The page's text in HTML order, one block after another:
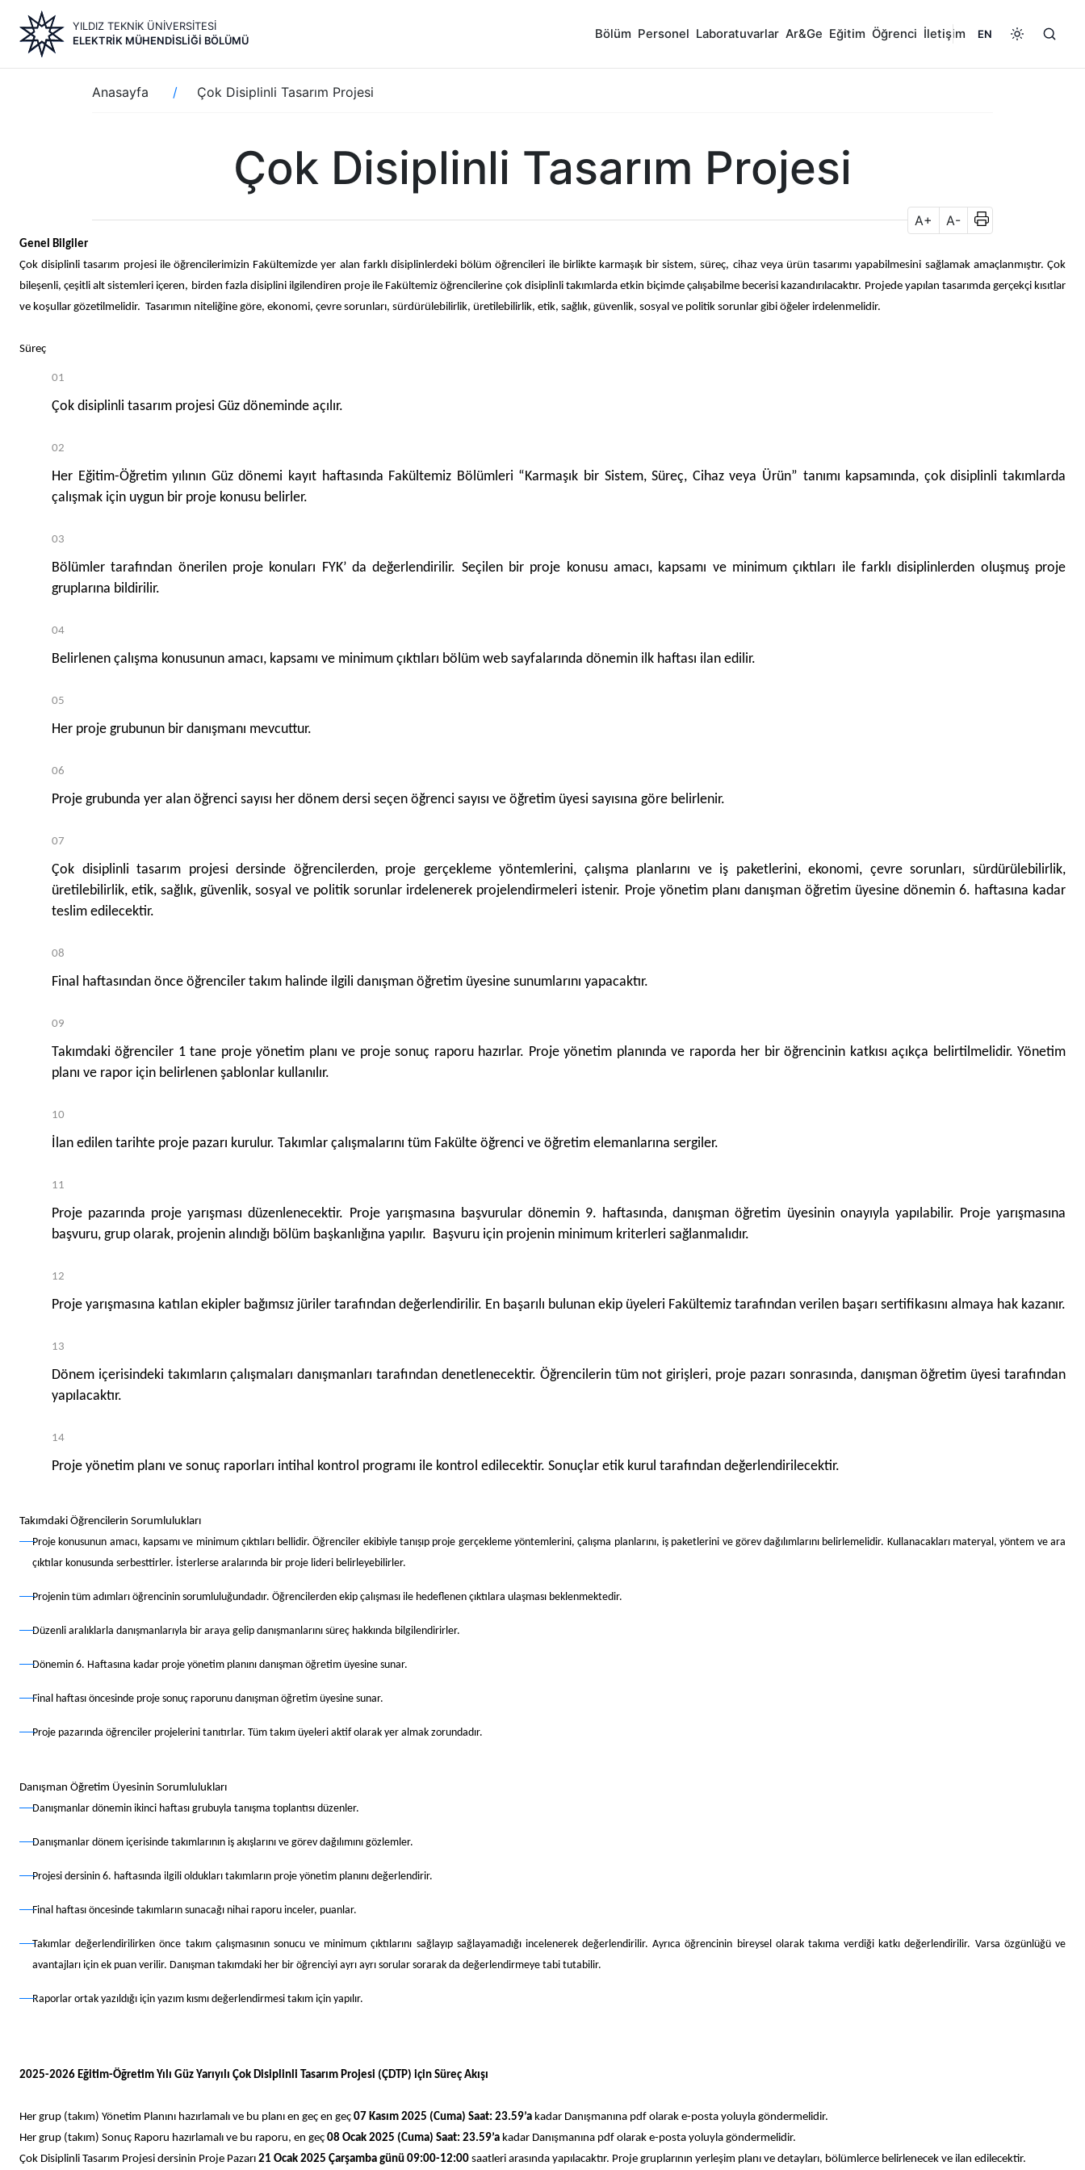
içeriğe
YILDIZ TEKNİK ÜNİVERSİTESİ
ELEKTRIK MÜHENDISLIĞI BÖLÜMÜ
Bölüm Personel Laboratuvarlar Ar&Ge Eğitim Öğrenci İletişim EN
Sayfa
yolu
Anasayfa Çok Disiplinli Tasarım Projesi
Çok Disiplinli Tasarım Projesi
A+ A-
Genel Bilgiler
Çok disiplinli tasarım projesi ile öğrencilerimizin Fakültemizde yer alan farklı disiplinlerdeki bölüm öğrencileri ile birlikte karmaşık bir sistem, süreç, cihaz veya ürün tasarımı yapabilmesini sağlamak amaçlanmıştır. Çok
bileşenli, çeşitli alt sistemleri içeren, birden fazla disiplini ilgilendiren proje ile Fakültemiz öğrencilerine çok disiplinli takımlarda etkin biçimde çalışabilme becerisi kazandırılacaktır. Projede yapılan tasarımda gerçekçi kısıtlar
ve koşullar gözetilmelidir. Tasarımın niteliğine göre, ekonomi, çevre sorunları, sürdürülebilirlik, üretilebilirlik, etik, sağlık, güvenlik, sosyal ve politik sorunlar gibi öğeler irdelenmelidir.
Süreç
Çok disiplinli tasarım projesi Güz döneminde açılır.
Her Eğitim-Öğretim yılının Güz dönemi kayıt haftasında Fakültemiz Bölümleri “Karmaşık bir Sistem, Süreç, Cihaz veya Ürün” tanımı kapsamında, çok disiplinli takımlarda
çalışmak için uygun bir proje konusu belirler.
Bölümler tarafından önerilen proje konuları FYK’ da değerlendirilir. Seçilen bir proje konusu amacı, kapsamı ve minimum çıktıları ile farklı disiplinlerden oluşmuş proje
gruplarına bildirilir.
Belirlenen çalışma konusunun amacı, kapsamı ve minimum çıktıları bölüm web sayfalarında dönemin ilk haftası ilan edilir.
Her proje grubunun bir danışmanı mevcuttur.
Proje grubunda yer alan öğrenci sayısı her dönem dersi seçen öğrenci sayısı ve öğretim üyesi sayısına göre belirlenir.
Çok disiplinli tasarım projesi dersinde öğrencilerden, proje gerçekleme yöntemlerini, çalışma planlarını ve iş paketlerini, ekonomi, çevre sorunları, sürdürülebilirlik,
üretilebilirlik, etik, sağlık, güvenlik, sosyal ve politik sorunlar irdelenerek projelendirmeleri istenir. Proje yönetim planı danışman öğretim üyesine dönemin 6. haftasına kadar
teslim edilecektir.
Final haftasından önce öğrenciler takım halinde ilgili danışman öğretim üyesine sunumlarını yapacaktır.
Takımdaki öğrenciler 1 tane proje yönetim planı ve proje sonuç raporu hazırlar. Proje yönetim planında ve raporda her bir öğrencinin katkısı açıkça belirtilmelidir. Yönetim
planı ve rapor için belirlenen şablonlar kullanılır.
İlan edilen tarihte proje pazarı kurulur. Takımlar çalışmalarını tüm Fakülte öğrenci ve öğretim elemanlarına sergiler.
Proje pazarında proje yarışması düzenlenecektir. Proje yarışmasına başvurular dönemin 9. haftasında, danışman öğretim üyesinin onayıyla yapılabilir. Proje yarışmasına
başvuru, grup olarak, projenin alındığı bölüm başkanlığına yapılır. Başvuru için projenin minimum kriterleri sağlanmalıdır.
Proje yarışmasına katılan ekipler bağımsız jüriler tarafından değerlendirilir. En başarılı bulunan ekip üyeleri Fakültemiz tarafından verilen başarı sertifikasını almaya hak kazanır.
Dönem içerisindeki takımların çalışmaları danışmanları tarafından denetlenecektir. Öğrencilerin tüm not girişleri, proje pazarı sonrasında, danışman öğretim üyesi tarafından
yapılacaktır.
Proje yönetim planı ve sonuç raporları intihal kontrol programı ile kontrol edilecektir. Sonuçlar etik kurul tarafından değerlendirilecektir.
Takımdaki Öğrencilerin Sorumlulukları
Proje konusunun amacı, kapsamı ve minimum çıktıları bellidir. Öğrenciler ekibiyle tanışıp proje gerçekleme yöntemlerini, çalışma planlarını, iş paketlerini ve görev dağılımlarını belirlemelidir. Kullanacakları materyal, yöntem ve ara
çıktılar konusunda serbesttirler. İsterlerse aralarında bir proje lideri belirleyebilirler.
Projenin tüm adımları öğrencinin sorumluluğundadır. Öğrencilerden ekip çalışması ile hedeflenen çıktılara ulaşması beklenmektedir.
Düzenli aralıklarla danışmanlarıyla bir araya gelip danışmanlarını süreç hakkında bilgilendirirler.
Dönemin 6. Haftasına kadar proje yönetim planını danışman öğretim üyesine sunar.
Final haftası öncesinde proje sonuç raporunu danışman öğretim üyesine sunar.
Proje pazarında öğrenciler projelerini tanıtırlar. Tüm takım üyeleri aktif olarak yer almak zorundadır.
Danışman Öğretim Üyesinin Sorumlulukları
Danışmanlar dönemin ikinci haftası grubuyla tanışma toplantısı düzenler.
Danışmanlar dönem içerisinde takımlarının iş akışlarını ve görev dağılımını gözlemler.
Projesi dersinin 6. haftasında ilgili oldukları takımların proje yönetim planını değerlendirir.
Final haftası öncesinde takımların sunacağı nihai raporu inceler, puanlar.
Takımlar değerlendirilirken önce takım çalışmasının sonucu ve minimum çıktılarını sağlayıp sağlayamadığı incelenerek değerlendirilir. Ayrıca öğrencinin bireysel olarak takıma verdiği katkı değerlendirilir. Varsa özgünlüğü ve
avantajları için ek puan verilir. Danışman takımdaki her bir öğrenciyi ayrı ayrı sorular sorarak da değerlendirmeye tabi tutabilir.
Raporlar ortak yazıldığı için yazım kısmı değerlendirmesi takım için yapılır.
2025-2026 Eğitim-Öğretim Yılı Güz Yarıyılı Çok Disiplinli Tasarım Projesi (ÇDTP) için Süreç Akışı
Her grup (takım) Yönetim Planını hazırlamalı ve bu planı en geç en geç 07 Kasım 2025 (Cuma) Saat: 23.59’a kadar Danışmanına pdf olarak e-posta yoluyla göndermelidir.
Her grup (takım) Sonuç Raporu hazırlamalı ve bu raporu, en geç 08 Ocak 2025 (Cuma) Saat: 23.59’a kadar Danışmanına pdf olarak e-posta yoluyla göndermelidir.
Çok Disiplinli Tasarım Projesi dersinin Proje Pazarı 21 Ocak 2025 Çarşamba günü 09:00-12:00 saatleri arasında yapılacaktır. Proje gruplarının yerleşim planı ve detayları, bölümlerce belirlenecek ve ilan edilecektir.